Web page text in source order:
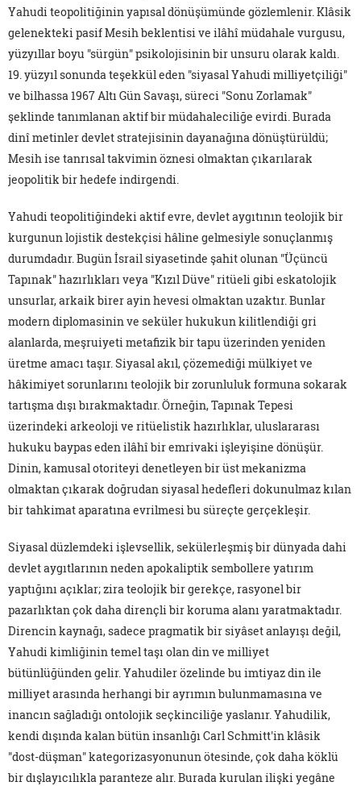
Yahudi teopolitiğinin yapısal dönüşümünde gözlemlenir. Klâsik
gelenekteki pasif Mesih beklentisi ve ilâhî müdahale vurgusu,
yüzyıllar boyu "sürgün" psikolojisinin bir unsuru olarak kaldı.
19. yüzyıl sonunda teşekkül eden "siyasal Yahudi milliyetçiliği"
ve bilhassa 1967 Altı Gün Savaşı, süreci "Sonu Zorlamak"
şeklinde tanımlanan aktif bir müdahaleciliğe evirdi. Burada
dinî metinler devlet stratejisinin dayanağına dönüştürüldü;
Mesih ise tanrısal takvimin öznesi olmaktan çıkarılarak
jeopolitik bir hedefe indirgendi.
Yahudi teopolitiğindeki aktif evre, devlet aygıtının teolojik bir
kurgunun lojistik destekçisi hâline gelmesiyle sonuçlanmış
durumdadır. Bugün İsrail siyasetinde şahit olunan "Üçüncü
Tapınak" hazırlıkları veya "Kızıl Düve" ritüeli gibi eskatolojik
unsurlar, arkaik birer ayin hevesi olmaktan uzaktır. Bunlar
modern diplomasinin ve seküler hukukun kilitlendiği gri
alanlarda, meşruiyeti metafizik bir tapu üzerinden yeniden
üretme amacı taşır. Siyasal akıl, çözemediği mülkiyet ve
hâkimiyet sorunlarını teolojik bir zorunluluk formuna sokarak
tartışma dışı bırakmaktadır. Örneğin, Tapınak Tepesi
üzerindeki arkeoloji ve ritüelistik hazırlıklar, uluslararası
hukuku baypas eden ilâhî bir emrivaki işleyişine dönüşür.
Dinin, kamusal otoriteyi denetleyen bir üst mekanizma
olmaktan çıkarak doğrudan siyasal hedefleri dokunulmaz kılan
bir tahkimat aparatına evrilmesi bu süreçte gerçekleşir.
Siyasal düzlemdeki işlevsellik, sekülerleşmiş bir dünyada dahi
devlet aygıtlarının neden apokaliptik sembollere yatırım
yaptığını açıklar; zira teolojik bir gerekçe, rasyonel bir
pazarlıktan çok daha dirençli bir koruma alanı yaratmaktadır.
Direncin kaynağı, sadece pragmatik bir siyâset anlayışı değil,
Yahudi kimliğinin temel taşı olan din ve milliyet
bütünlüğünden gelir. Yahudiler özelinde bu imtiyaz din ile
milliyet arasında herhangi bir ayrımın bulunmamasına ve
inancın sağladığı ontolojik seçkinciliğe yaslanır. Yahudilik,
kendi dışında kalan bütün insanlığı Carl Schmitt'in klâsik
"dost-düşman" kategorizasyonunun ötesinde, çok daha köklü
bir dışlayıcılıkla paranteze alır. Burada kurulan ilişki yegâne